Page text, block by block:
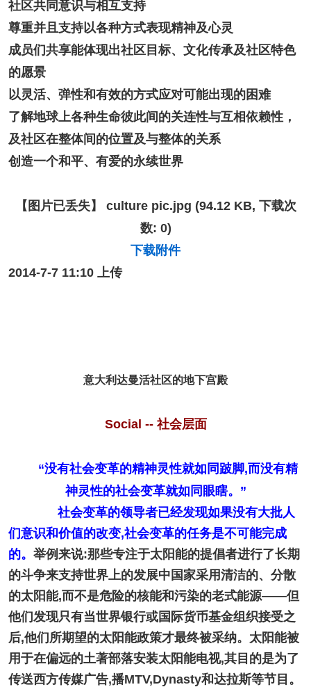
社区共同意识与相互支持
尊重并且支持以各种方式表现精神及心灵
成员们共享能体现出社区目标、文化传承及社区特色
的愿景
以灵活、弹性和有效的方式应对可能出现的困难
了解地球上各种生命彼此间的关连性与互相依赖性，
及社区在整体间的位置及与整体的关系
创造一个和平、有爱的永续世界
【图片已丢失】 culture pic.jpg (94.12 KB, 下载次
数: 0)
下载附件
2014-7-7 11:10 上传
意大利达曼活社区的地下宫殿
Social -- 社会层面
“没有社会变革的精神灵性就如同跛脚,而没有精
神灵性的社会变革就如同眼瞎。”
社会变革的领导者已经发现如果没有大批人
们意识和价值的改变,社会变革的任务是不可能完成
的。 举例来说:那些专注于太阳能的提倡者进行了长期
的斗争来支持世界上的发展中国家采用清洁的、分散
的太阳能,而不是危险的核能和污染的老式能源——但
他们发现只有当世界银行或国际货币基金组织接受之
后,他们所期望的太阳能政策才最终被采纳。太阳能被
用于在偏远的土著部落安装太阳能电视,其目的是为了
传送西方传媒广告,播MTV,Dynasty和达拉斯等节目。